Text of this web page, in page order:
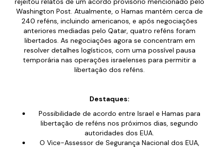
Washington Post. Atualmente, o Hamas mantém cerca de
240 reféns, incluindo americanos, e após negociações
anteriores mediadas pelo Qatar, quatro reféns foram
libertados. As negociações agora se concentram em
resolver detalhes logísticos, com uma possível pausa
temporária nas operações israelenses para permitir a
libertação dos reféns.
Destaques:
Possibilidade de acordo entre Israel e Hamas para
libertação de reféns nos próximos dias, segundo
autoridades dos EUA.
O Vice-Assessor de Segurança Nacional dos EUA,